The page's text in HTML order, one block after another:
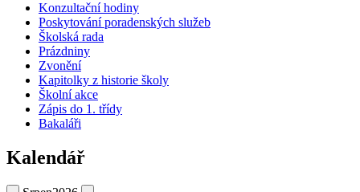
Konzultační hodiny
Poskytování poradenských služeb
Školská rada
Prázdniny
Zvonění
Kapitolky z historie školy
Školní akce
Zápis do 1. třídy
Bakaláři
Kalendář